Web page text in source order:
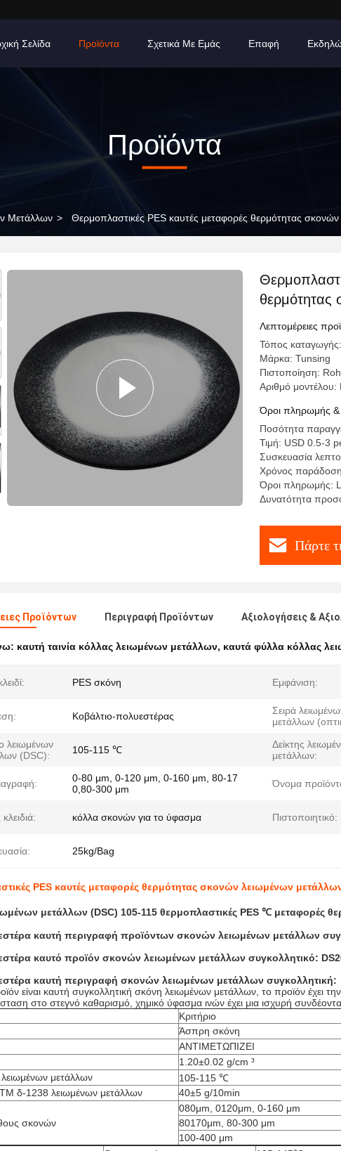
Σελίδα Προϊόντα Σχετικά Με Εμάς Επαφή
Προϊόντα
Μετάλλων > Θερμοπλαστικές PES καυτές μεταφορές θερμότητας σκονών
θερμότητας
Λεπτομέρειες
Τόπος
Μάρκα: Tunsing
Πιστοποίηση:
Αριθμό μοντέλου:
Όροι πληρωμής &
Ποσότητα
Τιμή: USD 0.5-3
Συσκευασία
Χρόνος
Όροι πληρωμής:
Δυνατότητα
Πάρτε
Προϊόντων Περιγραφή Προϊόντων Αξιολογήσεις &
καυτή ταινία κόλλας λειωμένων μετάλλων, καυτά φύλλα κόλλας
PES σκόνη Εμφάνιση:
Κοβάλτιο-πολυεστέρας
Σειρά
μετάλλων
λειωμένων
(DSC):
105-115 ℃
Δείκτης
μετάλλων:
0-80 μm, 0-120 μm, 0-160 μm, 80-17
0,80-300 μm
Όνομα
κλειδιά: κόλλα σκονών για το ύφασμα Πιστοποιητικό:
25kg/Bag
PES καυτές μεταφορές θερμότητας σκονών λειωμένων μετάλλων
μετάλλων (DSC) 105-115 θερμοπλαστικές PES ℃ μεταφορές
καυτή περιγραφή προϊόντων σκονών λειωμένων μετάλλων
καυτό προϊόν σκονών λειωμένων μετάλλων συγκολλητικό:
καυτή περιγραφή σκονών λειωμένων μετάλλων συγκολλητική:
είναι καυτή συγκολλητική σκόνη λειωμένων μετάλλων, το προϊόν έχει
στο στεγνό καθαρισμό, χημικό ύφασμα ινών έχει μια ισχυρή
Κριτήριο
Άσπρη σκόνη
ΑΝΤΙΜΕΤΩΠΙΖΕΙ
1.20±0.02 g/cm ³
μετάλλων
105-115 ℃
δ-1238 λειωμένων μετάλλων
40±5 g/10min
σκονών
080μm, 0120μm, 0-160 μm
80170μm, 80-300 μm
100-400 μm